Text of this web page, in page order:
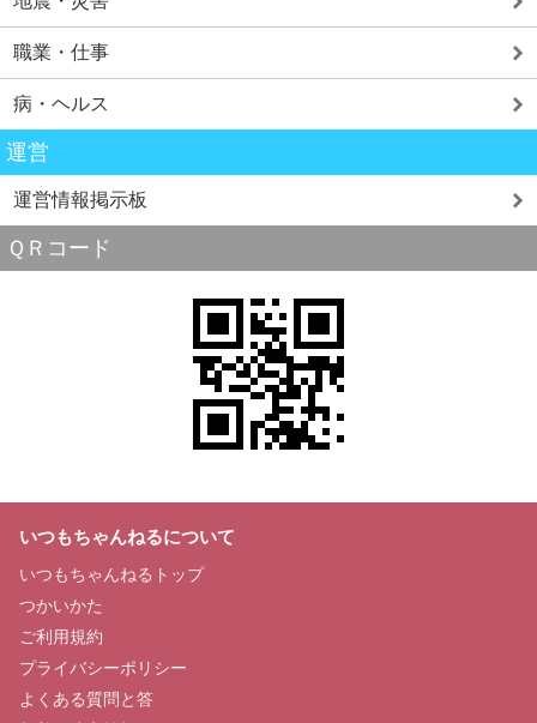
職業・仕事
病・ヘルス
運営
運営情報掲示板
ＱＲコード
いつもちゃんねるについて
いつもちゃんねるトップ
つかいかた
ご利用規約
プライバシーポリシー
よくある質問と答